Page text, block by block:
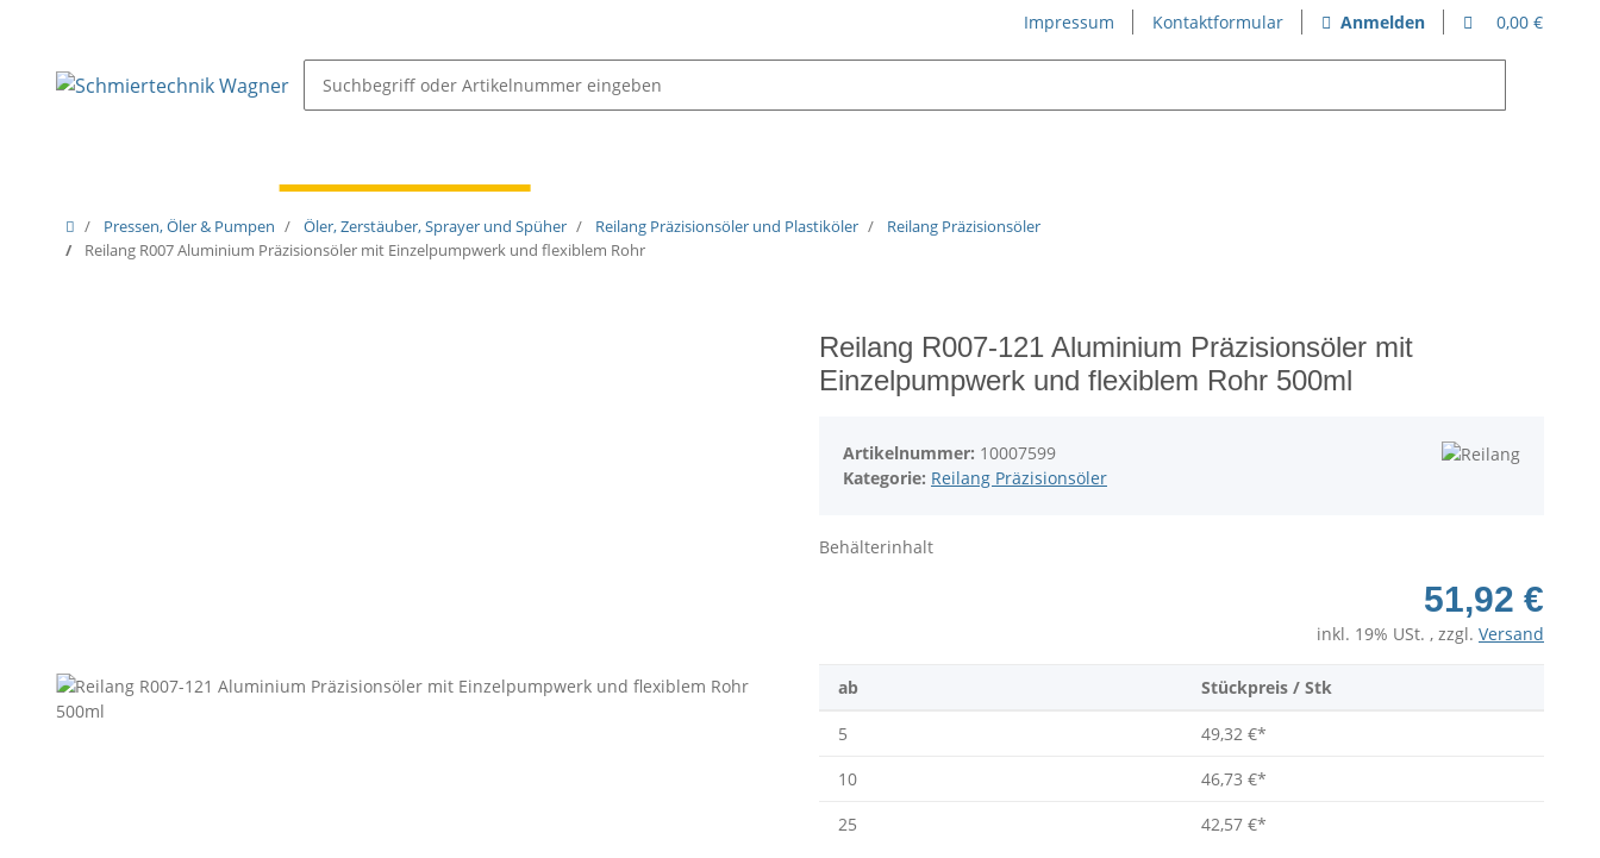
Impressum Kontaktformular Anmelden 0,00 €
Pressen, Öler & Pumpen Öler, Zerstäuber, Sprayer und Spüher Reilang Präzisionsöler und Plastiköler
Reilang Präzisionsöler
Reilang R007 Aluminium Präzisionsöler mit Einzelpumpwerk und flexiblem Rohr
Reilang R007-121 Aluminium Präzisionsöler mit
Einzelpumpwerk und flexiblem Rohr 500ml
Artikelnummer: 10007599
Kategorie: Reilang Präzisionsöler
Behälterinhalt
51,92 €
inkl. 19% USt. , zzgl. Versand
ab Stückpreis / Stk
5 49,32 €*
10
46,73 €*
25
42,57 €*